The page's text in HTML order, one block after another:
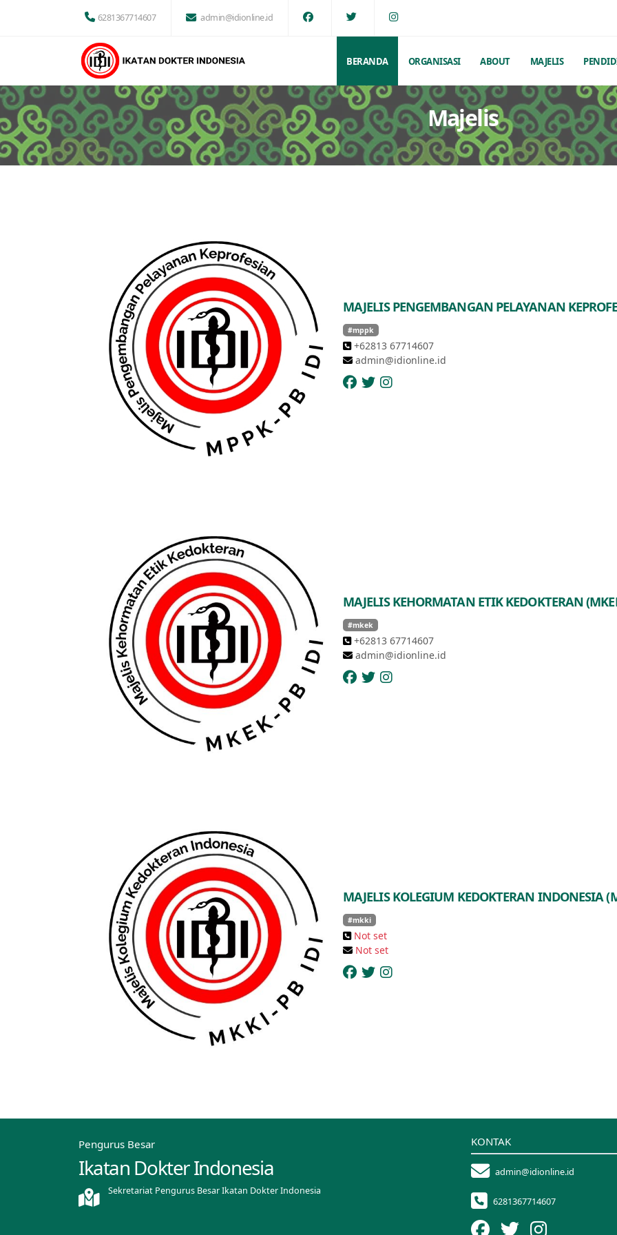
6281367714607 admin@idionline.id
BERANDA ORGANISASI ABOUT MAJELIS
Majelis
MAJELIS PENGEMBANGAN PELAYANAN
#mppk
+62813 67714607
admin@idionline.id
MAJELIS KEHORMATAN ETIK KEDOKTERAN
#mkek
+62813 67714607
admin@idionline.id
MAJELIS KOLEGIUM KEDOKTERAN INDONESIA
#mkki
Not set
Not set
Pengurus Besar
Ikatan Dokter Indonesia
Sekretariat Pengurus Besar Ikatan Dokter Indonesia
KONTAK
admin@idionline.id
6281367714607